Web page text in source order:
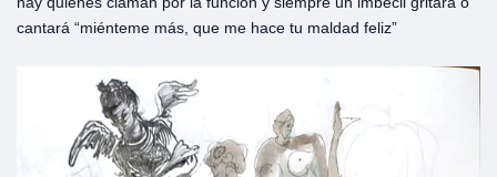
cantará “miénteme más, que me hace tu maldad feliz”